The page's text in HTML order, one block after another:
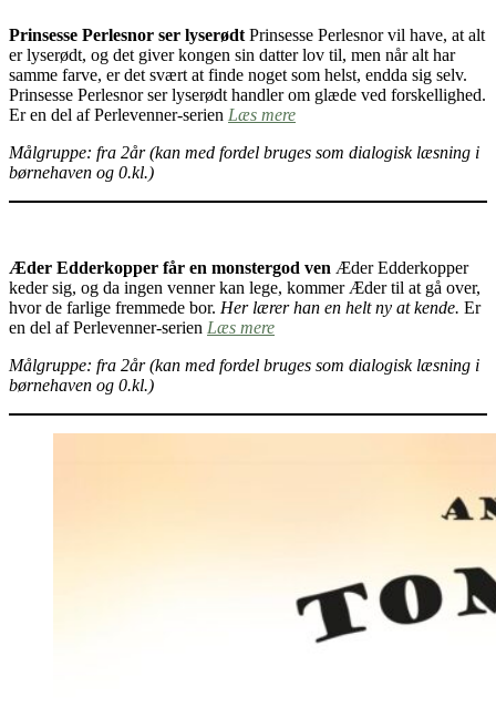
Prinsesse Perlesnor ser lyserødt Prinsesse Perlesnor vil have, at alt
er lyserødt, og det giver kongen sin datter lov til, men når alt har
samme farve, er det svært at finde noget som helst, endda sig selv.
Prinsesse Perlesnor ser lyserødt handler om glæde ved forskellighed.
Er en del af Perlevenner-serien Læs mere
Målgruppe: fra 2år (kan med fordel bruges som dialogisk læsning i
børnehaven og 0.kl.)
Æder Edderkopper får en monstergod ven Æder Edderkopper
keder sig, og da ingen venner kan lege, kommer Æder til at gå over,
hvor de farlige fremmede bor. Her lærer han en helt ny at kende. Er
en del af Perlevenner-serien Læs mere
Målgruppe: fra 2år (kan med fordel bruges som dialogisk læsning i
børnehaven og 0.kl.)